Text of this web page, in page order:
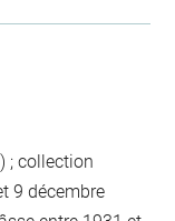
; collection
9 décembre